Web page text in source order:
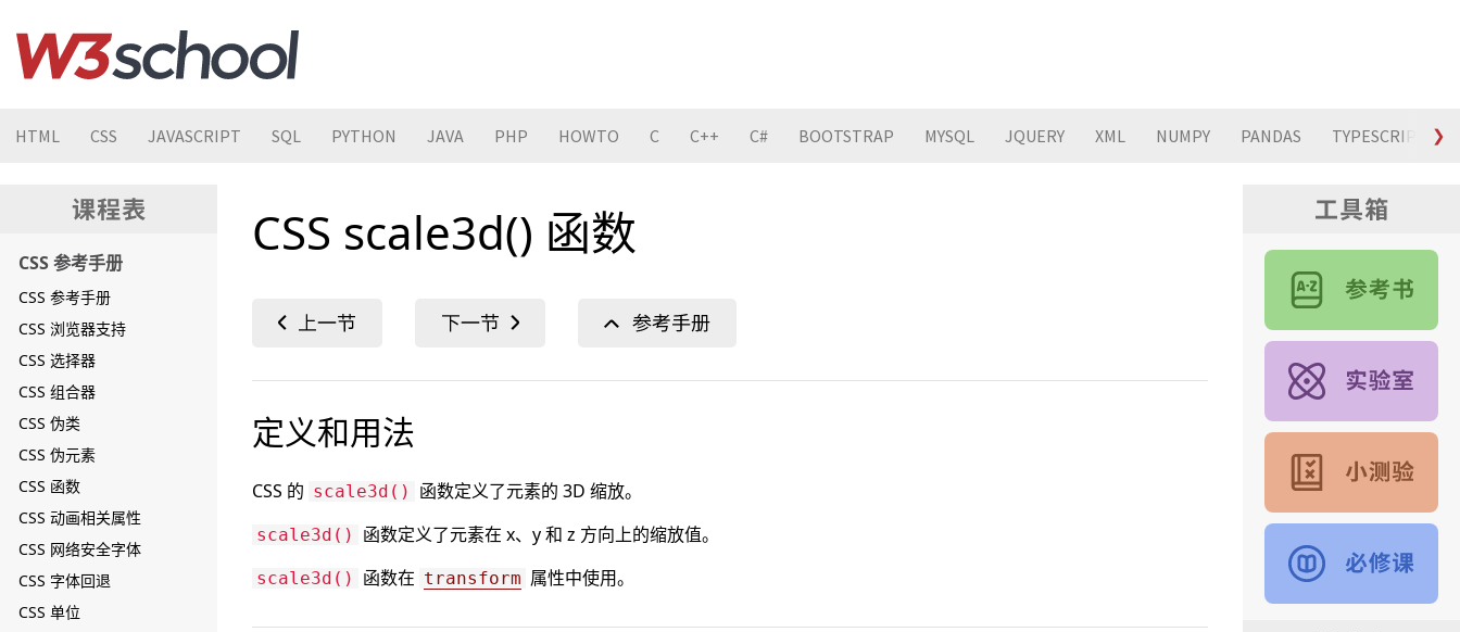
HTML CSS JAVASCRIPT SQL PYTHON JAVA PHP HOWTO C C++ C# BOOTSTRAP MYSQL JQUERY XML NUMPY PANDAS TYPESCRIPT ❯
CSS 参考手册
CSS 参考手册
CSS 浏览器支持
CSS 选择器
CSS 组合器
CSS 伪类
CSS 伪元素
CSS 函数
CSS 动画相关属性
CSS 网络安全字体
CSS 字体回退
CSS 单位
CSS scale3d() 函数
定义和用法
CSS 的 scale3d() 函数定义了元素的 3D 缩放。
scale3d() 函数定义了元素在 x、y 和 z 方向上的缩放值。
scale3d() 函数在 transform 属性中使用。